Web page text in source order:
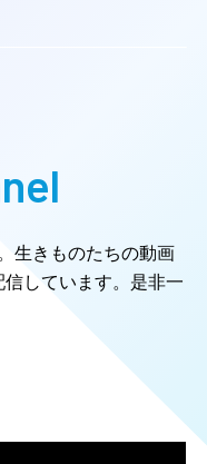
生きものたちの動画
しています。是非一